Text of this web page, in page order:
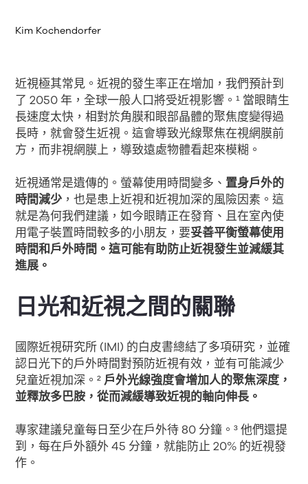
Kim Kochendorfer
近視極其常見。近視的發生率正在增加，我們預計到
了 2050 年，全球一般人口將受近視影響。¹ 當眼睛生
長速度太快，相對於角膜和眼部晶體的聚焦度變得過
長時，就會發生近視。這會導致光線聚焦在視網膜前
方，而非視網膜上，導致遠處物體看起來模糊。
近視通常是遺傳的。螢幕使用時間變多、置身戶外的
時間減少 ，也是患上近視和近視加深的風險因素。這
就是為何我們建議，如今眼睛正在發育、且在室內使
用電子裝置時間較多的小朋友，要妥善平衡螢幕使用
時間和戶外時間。這可能有助防止近視發生並減緩其
進展。
日光和近視之間的關聯
國際近視研究所 (IMI) 的白皮書總結了多項研究，並確
認日光下的戶外時間對預防近視有效，並有可能減少
兒童近視加深。²戶外光線強度會增加人的聚焦深度，
並釋放多巴胺，從而減緩導致近視的軸向伸長。
專家建議兒童每日至少在戶外待 80 分鐘。³ 他們還提
到，每在戶外額外 45 分鐘，就能防止 20% 的近視發
作。